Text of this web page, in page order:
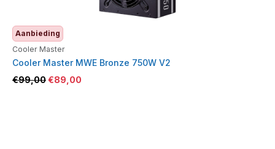
Aanbieding
Cooler Master
Cooler Master MWE Bronze 750W V2
€99,00€89,00